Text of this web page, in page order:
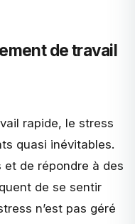
de travail
rapide, le stress
quasi inévitables.
et de répondre à des
de se sentir
n’est pas géré